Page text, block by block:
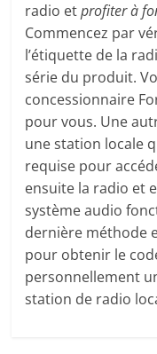
radio etprofiter à
Commencez par
l’étiquette de la
série du produit.
concessionnaire
pour vous. Une
une station locale
requise pour
ensuite la radio et
système audio
dernière méthode
pour obtenir le
personnellement
station de radio